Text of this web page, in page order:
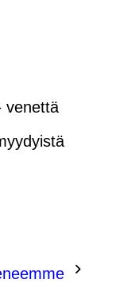
venettä